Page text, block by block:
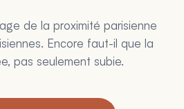
de la proximité parisienne
Encore faut-il que la
pas seulement subie.